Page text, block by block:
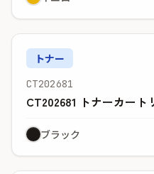
トナー
CT202681
CT202681 トナーカー
ブラック